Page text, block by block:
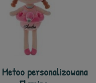
personalizowana